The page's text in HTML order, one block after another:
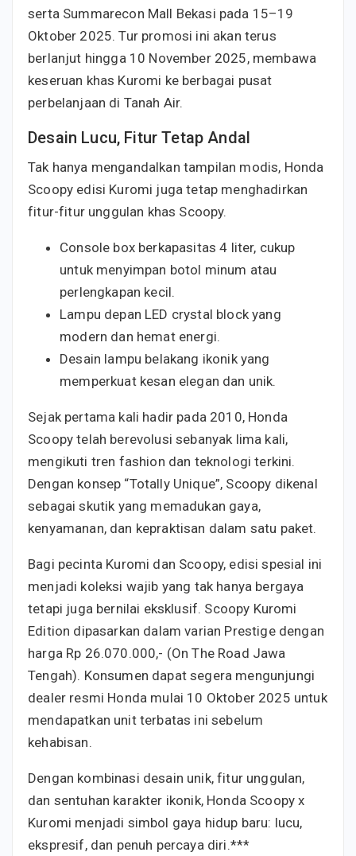
serta Summarecon Mall Bekasi pada 15–19
Oktober 2025. Tur promosi ini akan terus
berlanjut hingga 10 November 2025, membawa
keseruan khas Kuromi ke berbagai pusat
perbelanjaan di Tanah Air.
Desain Lucu, Fitur Tetap Andal
Tak hanya mengandalkan tampilan modis, Honda
Scoopy edisi Kuromi juga tetap menghadirkan
fitur-fitur unggulan khas Scoopy.
Console box berkapasitas 4 liter, cukup
untuk menyimpan botol minum atau
perlengkapan kecil.
Lampu depan LED crystal block yang
modern dan hemat energi.
Desain lampu belakang ikonik yang
memperkuat kesan elegan dan unik.
Sejak pertama kali hadir pada 2010, Honda
Scoopy telah berevolusi sebanyak lima kali,
mengikuti tren fashion dan teknologi terkini.
Dengan konsep “Totally Unique”, Scoopy dikenal
sebagai skutik yang memadukan gaya,
kenyamanan, dan kepraktisan dalam satu paket.
Bagi pecinta Kuromi dan Scoopy, edisi spesial ini
menjadi koleksi wajib yang tak hanya bergaya
tetapi juga bernilai eksklusif. Scoopy Kuromi
Edition dipasarkan dalam varian Prestige dengan
harga Rp 26.070.000,- (On The Road Jawa
Tengah). Konsumen dapat segera mengunjungi
dealer resmi Honda mulai 10 Oktober 2025 untuk
mendapatkan unit terbatas ini sebelum
kehabisan.
Dengan kombinasi desain unik, fitur unggulan,
dan sentuhan karakter ikonik, Honda Scoopy x
Kuromi menjadi simbol gaya hidup baru: lucu,
ekspresif, dan penuh percaya diri.***